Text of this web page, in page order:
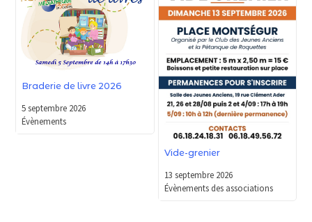
Braderie de livre 2026
5 septembre 2026
Évènements
Vide-grenier
13 septembre 2026
Évènements des associations